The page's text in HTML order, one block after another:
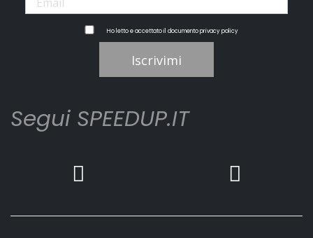
Ho letto e accettato il documentoprivacy policy
Iscrivimi
Segui SPEEDUP.IT